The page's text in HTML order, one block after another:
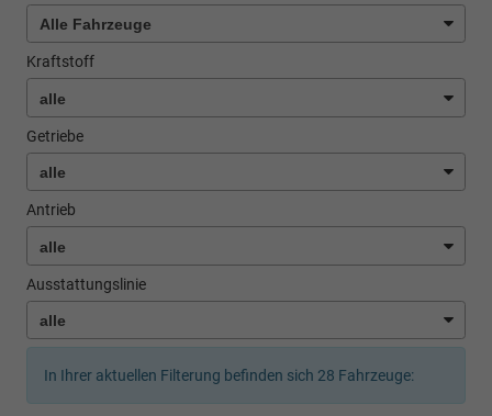
Kraftstoff
Getriebe
Antrieb
Ausstattungslinie
In Ihrer aktuellen Filterung befinden sich 28 Fahrzeuge: